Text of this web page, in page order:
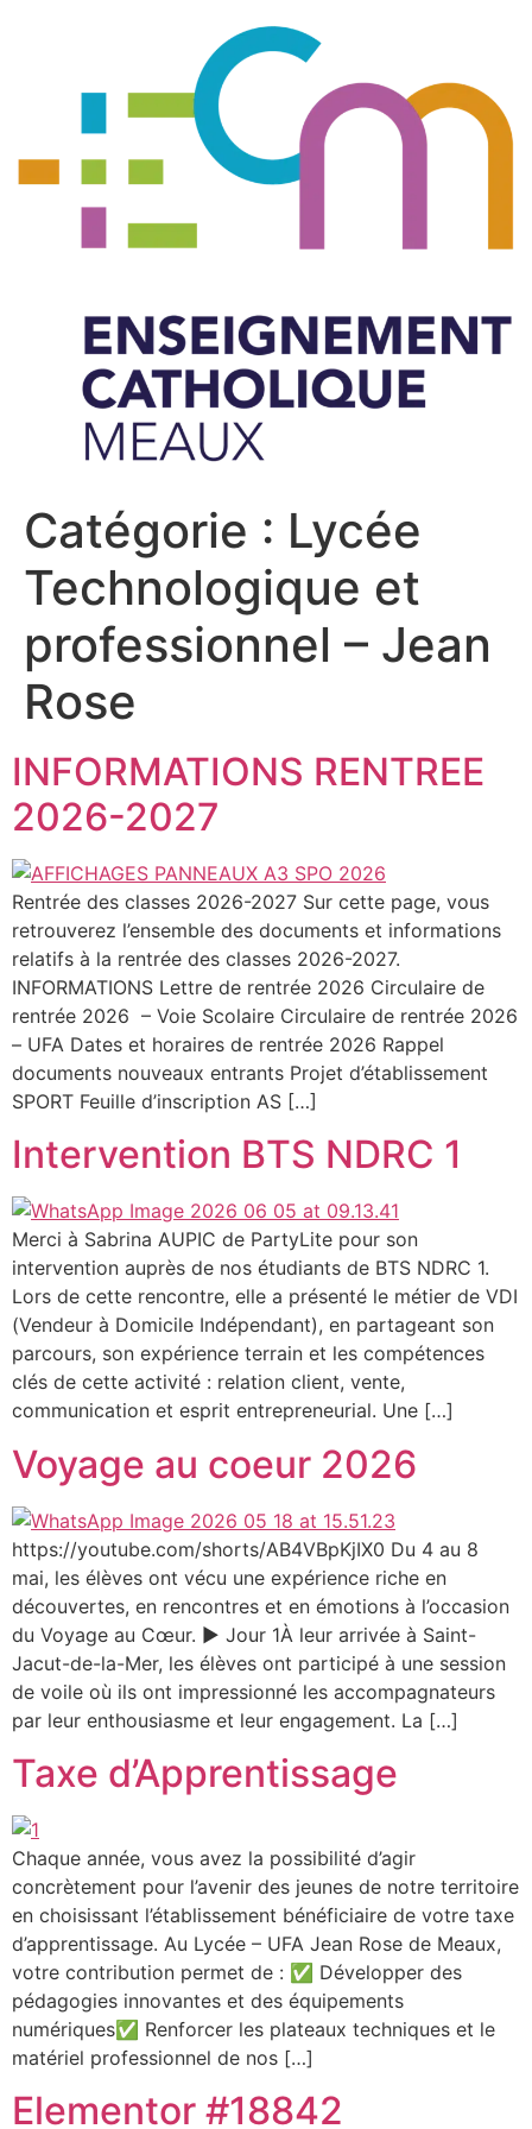
Catégorie : Lycée
Technologique et
professionnel – Jean
Rose
INFORMATIONS RENTREE
2026-2027
Rentrée des classes 2026-2027 Sur cette page, vous
retrouverez l’ensemble des documents et informations
relatifs à la rentrée des classes 2026-2027.
INFORMATIONS Lettre de rentrée 2026 Circulaire de
rentrée 2026 – Voie Scolaire Circulaire de rentrée 2026
– UFA Dates et horaires de rentrée 2026 Rappel
documents nouveaux entrants Projet d’établissement
SPORT Feuille d’inscription AS […]
Intervention BTS NDRC 1
Merci à Sabrina AUPIC de PartyLite pour son
intervention auprès de nos étudiants de BTS NDRC 1.
Lors de cette rencontre, elle a présenté le métier de VDI
(Vendeur à Domicile Indépendant), en partageant son
parcours, son expérience terrain et les compétences
clés de cette activité : relation client, vente,
communication et esprit entrepreneurial. Une […]
Voyage au coeur 2026
https://youtube.com/shorts/AB4VBpKjIX0 Du 4 au 8
mai, les élèves ont vécu une expérience riche en
découvertes, en rencontres et en émotions à l’occasion
du Voyage au Cœur. ▶ Jour 1À leur arrivée à Saint-
Jacut-de-la-Mer, les élèves ont participé à une session
de voile où ils ont impressionné les accompagnateurs
par leur enthousiasme et leur engagement. La […]
Taxe d’Apprentissage
Chaque année, vous avez la possibilité d’agir
concrètement pour l’avenir des jeunes de notre territoire
en choisissant l’établissement bénéficiaire de votre taxe
d’apprentissage. Au Lycée – UFA Jean Rose de Meaux,
votre contribution permet de : ✅ Développer des
pédagogies innovantes et des équipements
numériques✅ Renforcer les plateaux techniques et le
matériel professionnel de nos […]
Elementor #18842